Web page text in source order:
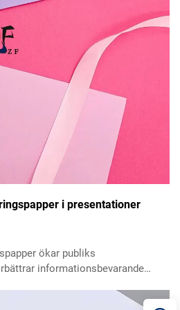
i presentationer
ökar publiks
informationsbevarande
professionella fördel. Läs mer